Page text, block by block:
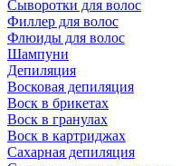
Сыворотки для волос
Филлер для волос
Флюиды для волос
Шампуни
Депиляция
Восковая депиляция
Воск в брикетах
Воск в гранулах
Воск в картриджах
Сахарная депиляция